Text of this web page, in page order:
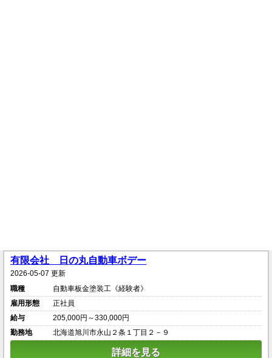
有限会社 日の丸自動車ボデー
2026-05-07 更新
職種
自動車板金塗装工《経験者》
雇用形態
正社員
給与
205,000円～330,000円
勤務地
北海道旭川市永山２条１丁目２－９
詳細を見る